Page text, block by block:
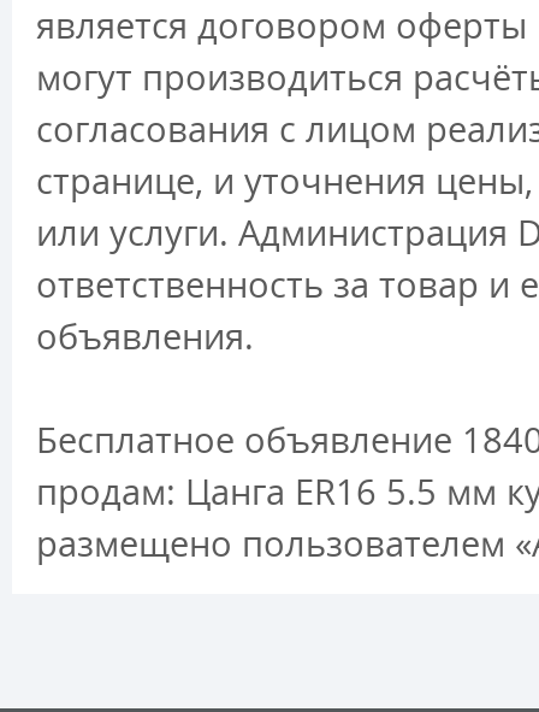
является договором
могут производиться
согласования с лицом
странице, и уточнения
или услуги. Администрация
ответственность за товар и
объявления.
Бесплатное объявление
продам: Цанга ER16 5.5 мм
размещено пользователем